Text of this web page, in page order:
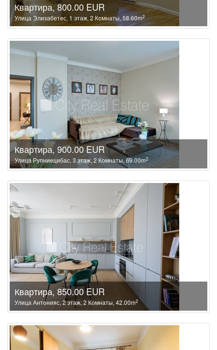
Квартира, 800.00 EUR
Улица Элизабетес, 1 этаж, 2 Комнаты, 58.60m2
Квартира, 900.00 EUR
Улица Рупниецибас, 3 этаж, 2 Комнаты, 69.00m2
Квартира, 850.00 EUR
Улица Антонияс, 2 этаж, 2 Комнаты, 42.00m2